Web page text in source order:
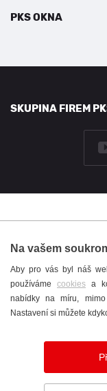
PKS OKNA
SKUPINA FIREM
Na vašem
Aby pro vás byl náš
používáme cookies a
nabídky na míru,
Nastavení si můžete